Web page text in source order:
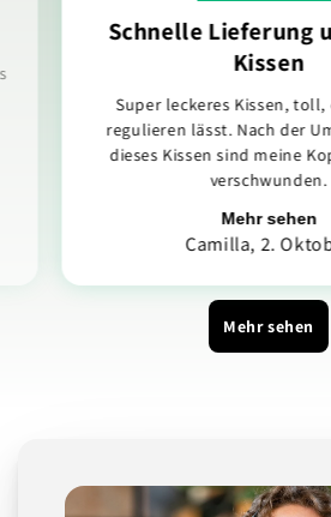
Schnelle Lieferung
Kissen
Super leckeres Kissen, toll,
regulieren lässt. Nach der
dieses Kissen sind meine
verschwunden.
Mehr sehen
Camilla, 2.
Mehr sehen